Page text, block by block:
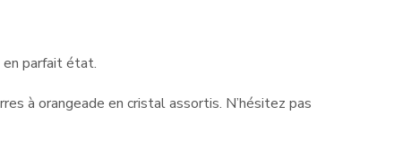
parfait état.
à orangeade en cristal assortis. N’hésitez pas